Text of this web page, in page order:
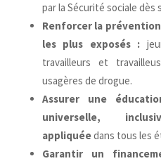
par la Sécurité sociale dès
Renforcer la
les plus exposés :
travailleurs et
usagères de drogue.
Assurer une
universelle,
appliquéedans tous les
Garantir un